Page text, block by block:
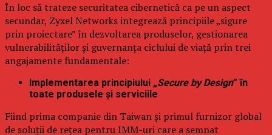
În loc să trateze securitatea cibernetică ca pe un aspect
secundar, Zyxel Networks integrează principiile „sigure
prin proiectare” în dezvoltarea produselor, gestionarea
vulnerabilităților și guvernanța ciclului de viață prin trei
angajamente fundamentale:
Implementarea principiului „Secure by Design” în
toate produsele și serviciile
Fiind prima companie din Taiwan și primul furnizor global
de soluții de rețea pentru IMM-uri care a semnat